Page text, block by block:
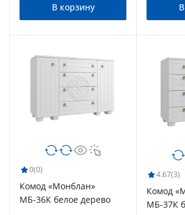
В корзину
0(0)
Комод «Монблан»
МБ-36К белое дерево
4.67(3)
Комод
МБ-37К